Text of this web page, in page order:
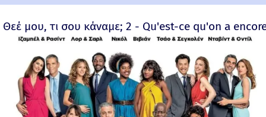
Θεέ μου, τι σου κάναμε; 2 - Qu'est-ce qu'on a